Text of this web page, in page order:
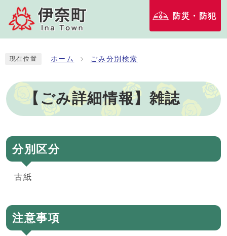
防災・防犯
現在位置 ホーム ごみ分別検索
【ごみ詳細情報】雑誌
分別区分
古紙
注意事項